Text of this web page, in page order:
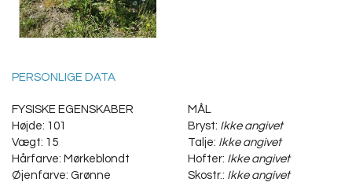
PERSONLIGE DATA
FYSISKE EGENSKABER
Højde: 101
Vægt: 15
Hårfarve: Mørkeblondt
Øjenfarve: Grønne
MÅL
Bryst: Ikke angivet
Talje: Ikke angivet
Hofter: Ikke angivet
Skostr.: Ikke angivet